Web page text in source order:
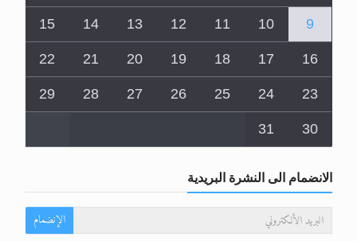
9
10
11
12
13
14
15
16
17
18
19
20
21
22
23
24
25
26
27
28
29
30
31
الانضمام الى النشرة البريدية
الإنضمام